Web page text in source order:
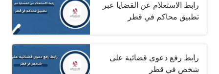
رابط الاستعلام عن القضايا عبر
تطبيق محاكم في قطر
رابط رفع دعوى قضائية على
شخص في قطر